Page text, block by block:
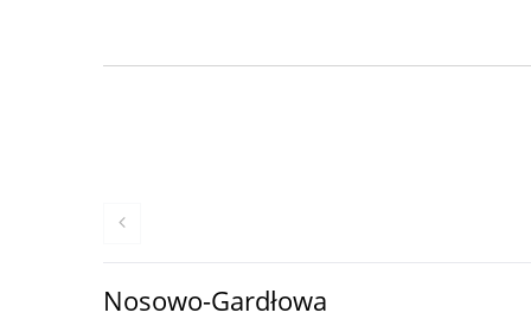
Nosowo-Gardłowa